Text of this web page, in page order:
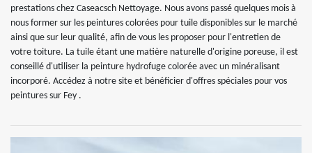
prestations chez Caseacsch Nettoyage. Nous avons passé quelques mois à
nous former sur les peintures colorées pour tuile disponibles sur le marché
ainsi que sur leur qualité, afin de vous les proposer pour l'entretien de
votre toiture. La tuile étant une matière naturelle d'origine poreuse, il est
conseillé d'utiliser la peinture hydrofuge colorée avec un minéralisant
incorporé. Accédez à notre site et bénéficier d'offres spéciales pour vos
peintures sur Fey .